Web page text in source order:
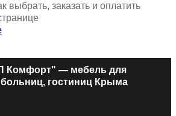
выбрать, заказать и оплатить
Комфорт" — мебель для
гостиниц Крыма